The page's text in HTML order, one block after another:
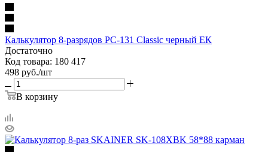
Калькулятор 8-разрядов PC-131 Classic черный ЕК
Достаточно
Код товара: 180 417
498 руб./шт
В корзину